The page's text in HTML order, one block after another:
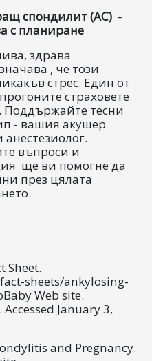
спондилит (AС) -
с планиране
здрава
, че този
стрес. Един от
страховете
Поддържайте тесни
- вашия акушер
въпроси и
ще ви помогне да
през цялата
Sheet.
sheets/ankylosing-
Web site.
January 3,
and Pregnancy.